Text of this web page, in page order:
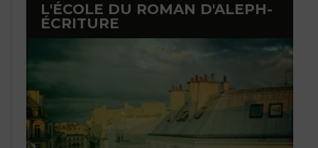
L'ÉCOLE DU ROMAN D'ALEPH-
ÉCRITURE